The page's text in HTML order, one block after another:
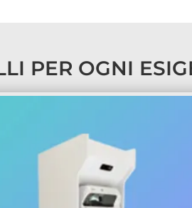
PER OGNI